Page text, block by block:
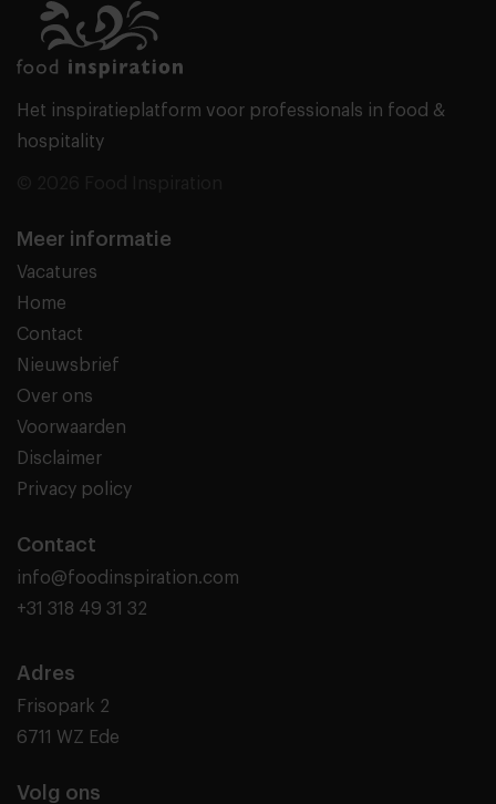
Het inspiratieplatform voor professionals in food &
hospitality
Meer informatie
Vacatures
Home
Contact
Nieuwsbrief
Over ons
Voorwaarden
Disclaimer
Privacy policy
Contact
info@foodinspiration.com
+31 318 49 31 32
Adres
Frisopark 2
6711 WZ Ede
Volg ons